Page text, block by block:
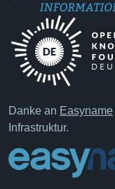
Danke an Easyname
Infrastruktur.